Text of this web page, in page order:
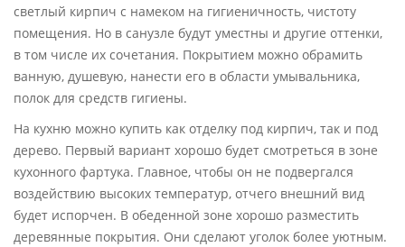
светлый кирпич с намеком на гигиеничность, чистоту
помещения. Но в санузле будут уместны и другие оттенки,
в том числе их сочетания. Покрытием можно обрамить
ванную, душевую, нанести его в области умывальника,
полок для средств гигиены.
На кухню можно купить как отделку под кирпич, так и под
дерево. Первый вариант хорошо будет смотреться в зоне
кухонного фартука. Главное, чтобы он не подвергался
воздействию высоких температур, отчего внешний вид
будет испорчен. В обеденной зоне хорошо разместить
деревянные покрытия. Они сделают уголок более уютным.